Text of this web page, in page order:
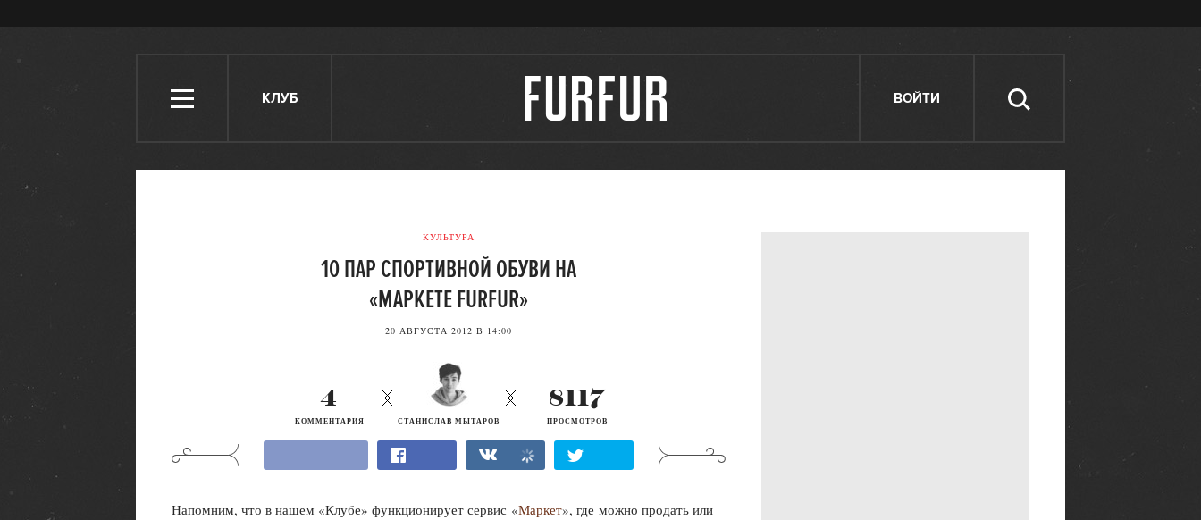
КЛУБ ВОЙТИ
КУЛЬТУРА
10 ПАР СПОРТИВНОЙ ОБУВИ НА
«МАРКЕТЕ FURFUR»
20 АВГУСТА 2012 В 14:00
СТАНИСЛАВ МЫТАРОВ
4
КОММЕНТАРИЯ
8117
ПРОСМОТРОВ
Напомним, что в нашем «Клубе» функционирует сервис «Маркет», где можно продать или